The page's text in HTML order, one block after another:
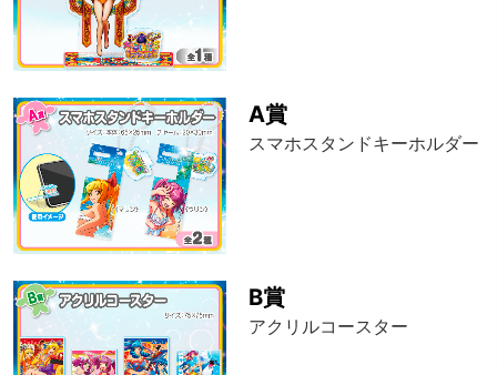
A賞
スマホスタンドキーホルダー
B賞
アクリルコースター